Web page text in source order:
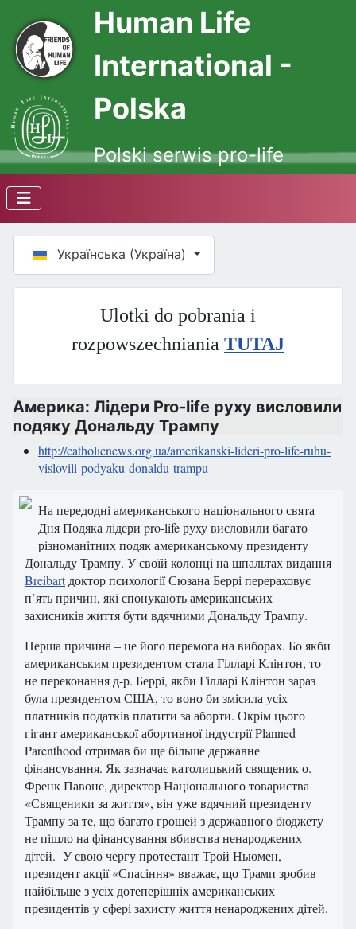
Human Life
International -
Polska
Polski serwis pro-life
Оберіть свою мову
Українська (Україна)
Ulotki do pobrania i
rozpowszechniania TUTAJ
Америка: Лідери Pro-life руху висловили
подяку Дональду Трампу
http://catholicnews.org.ua/amerikanski-lideri-pro-life-ruhu-
vislovili-podyaku-donaldu-trampu
На передодні американського національного свята
Дня Подяка лідери pro-life руху висловили багато
різноманітних подяк американському президенту
Дональду Трампу. У своїй колонці на шпальтах видання
Breibartдоктор психології Сюзана Беррі перераховує
п’ять причин, які спонукають американських
захисників життя бути вдячними Дональду Трампу.
Перша причина – це його перемога на виборах. Бо якби
американським президентом стала Гілларі Клінтон, то
не переконання д-р. Беррі, якби Гілларі Клінтон зараз
була президентом США, то воно би змісила усіх
платників податків платити за аборти. Окрім цього
гігант американської абортивної індустрії Planned
Parenthood отримав би ще більше державне
фінансування. Як зазначає католицький священик о.
Френк Павоне, директор Національного товариства
«Священики за життя», він уже вдячний президенту
Трампу за те, що багато грошей з державного бюджету
не пішло на фінансування вбивства ненароджених
дітей. У свою чергу протестант Трой Ньюмен,
президент акції «Спасіння» вважає, що Трамп зробив
найбільше з усіх дотеперішніх американських
президентів у сфері захисту життя ненароджених дітей.